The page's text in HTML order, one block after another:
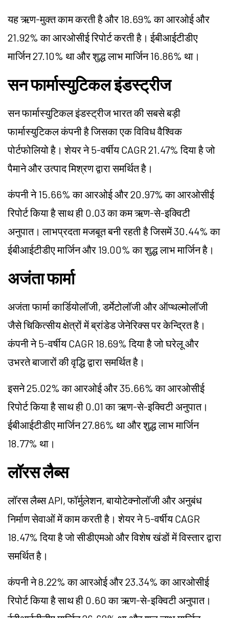
यह ऋण-मुक्त काम करती है और 18.69% का आरओई और
21.92% का आरओसीई रिपोर्ट करती है। ईबीआईटीडीए
मार्जिन 27.10% था और शुद्ध लाभ मार्जिन 16.86% था।
सन फार्मास्युटिकल इंडस्ट्रीज
सन फार्मास्युटिकल इंडस्ट्रीज भारत की सबसे बड़ी
फार्मास्युटिकल कंपनी है जिसका एक विविध वैश्विक
पोर्टफोलियो है। शेयर ने 5-वर्षीय CAGR 21.47% दिया है जो
पैमाने और उत्पाद मिश्रण द्वारा समर्थित है।
कंपनी ने 15.66% का आरओई और 20.97% का आरओसीई
रिपोर्ट किया है साथ ही 0.03 का कम ऋण-से-इक्विटी
अनुपात। लाभप्रदता मजबूत बनी रहती है जिसमें 30.44% का
ईबीआईटीडीए मार्जिन और 19.00% का शुद्ध लाभ मार्जिन है।
अजंता फार्मा
अजंता फार्मा कार्डियोलॉजी, डर्मेटोलॉजी और ऑप्थल्मोलॉजी
जैसे चिकित्सीय क्षेत्रों में ब्रांडेड जेनेरिक्स पर केन्द्रित है।
कंपनी ने 5-वर्षीय CAGR 18.69% दिया है जो घरेलू और
उभरते बाजारों की वृद्धि द्वारा समर्थित है।
इसने 25.02% का आरओई और 35.66% का आरओसीई
रिपोर्ट किया है साथ ही 0.01 का ऋण-से-इक्विटी अनुपात।
ईबीआईटीडीए मार्जिन 27.86% था और शुद्ध लाभ मार्जिन
18.77% था।
लॉरस लैब्स
लॉरस लैब्स API, फॉर्मुलेशन, बायोटेक्नोलॉजी और अनुबंध
निर्माण सेवाओं में काम करती है। शेयर ने 5-वर्षीय CAGR
18.47% दिया है जो सीडीएमओ और विशेष खंडों में विस्तार द्वारा
समर्थित है।
कंपनी ने 8.22% का आरओई और 23.34% का आरओसीई
रिपोर्ट किया है साथ ही 0.60 का ऋण-से-इक्विटी अनुपात।